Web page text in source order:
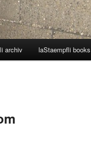
archiv laStaempfli books